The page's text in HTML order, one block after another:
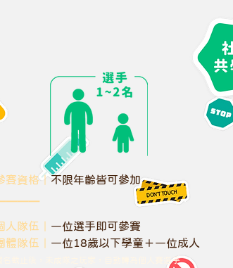
賽資格｜不限年齡皆可參加
人隊伍｜ 一位選手即可參賽
體隊伍｜ 一位18歲以下學童＋一位成人
名截止後，未成隊之玩家，自動轉為個人賽選手